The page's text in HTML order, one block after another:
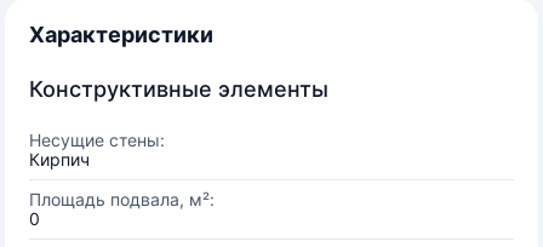
Характеристики
Конструктивные элементы
Несущие стены:
Кирпич
Площадь подвала, м²:
0